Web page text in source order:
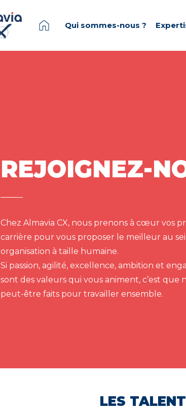
Qui sommes-nous ?
REJOIGNEZ-
Chez Almavia CX, nous prenons à cœur vos
carrière pour vous proposer le meilleur au
organisation à taille humaine.
Si passion, agilité, excellence, ambition et
sont des valeurs qui vous animent, c’est que
peut-être faits pour travailler ensemble.
LES